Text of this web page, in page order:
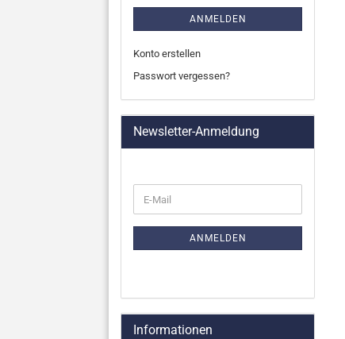
ANMELDEN
Konto erstellen
Passwort vergessen?
Newsletter-Anmeldung
ZUR
ANMELDUNG
E-
Mail
ANMELDEN
Informationen